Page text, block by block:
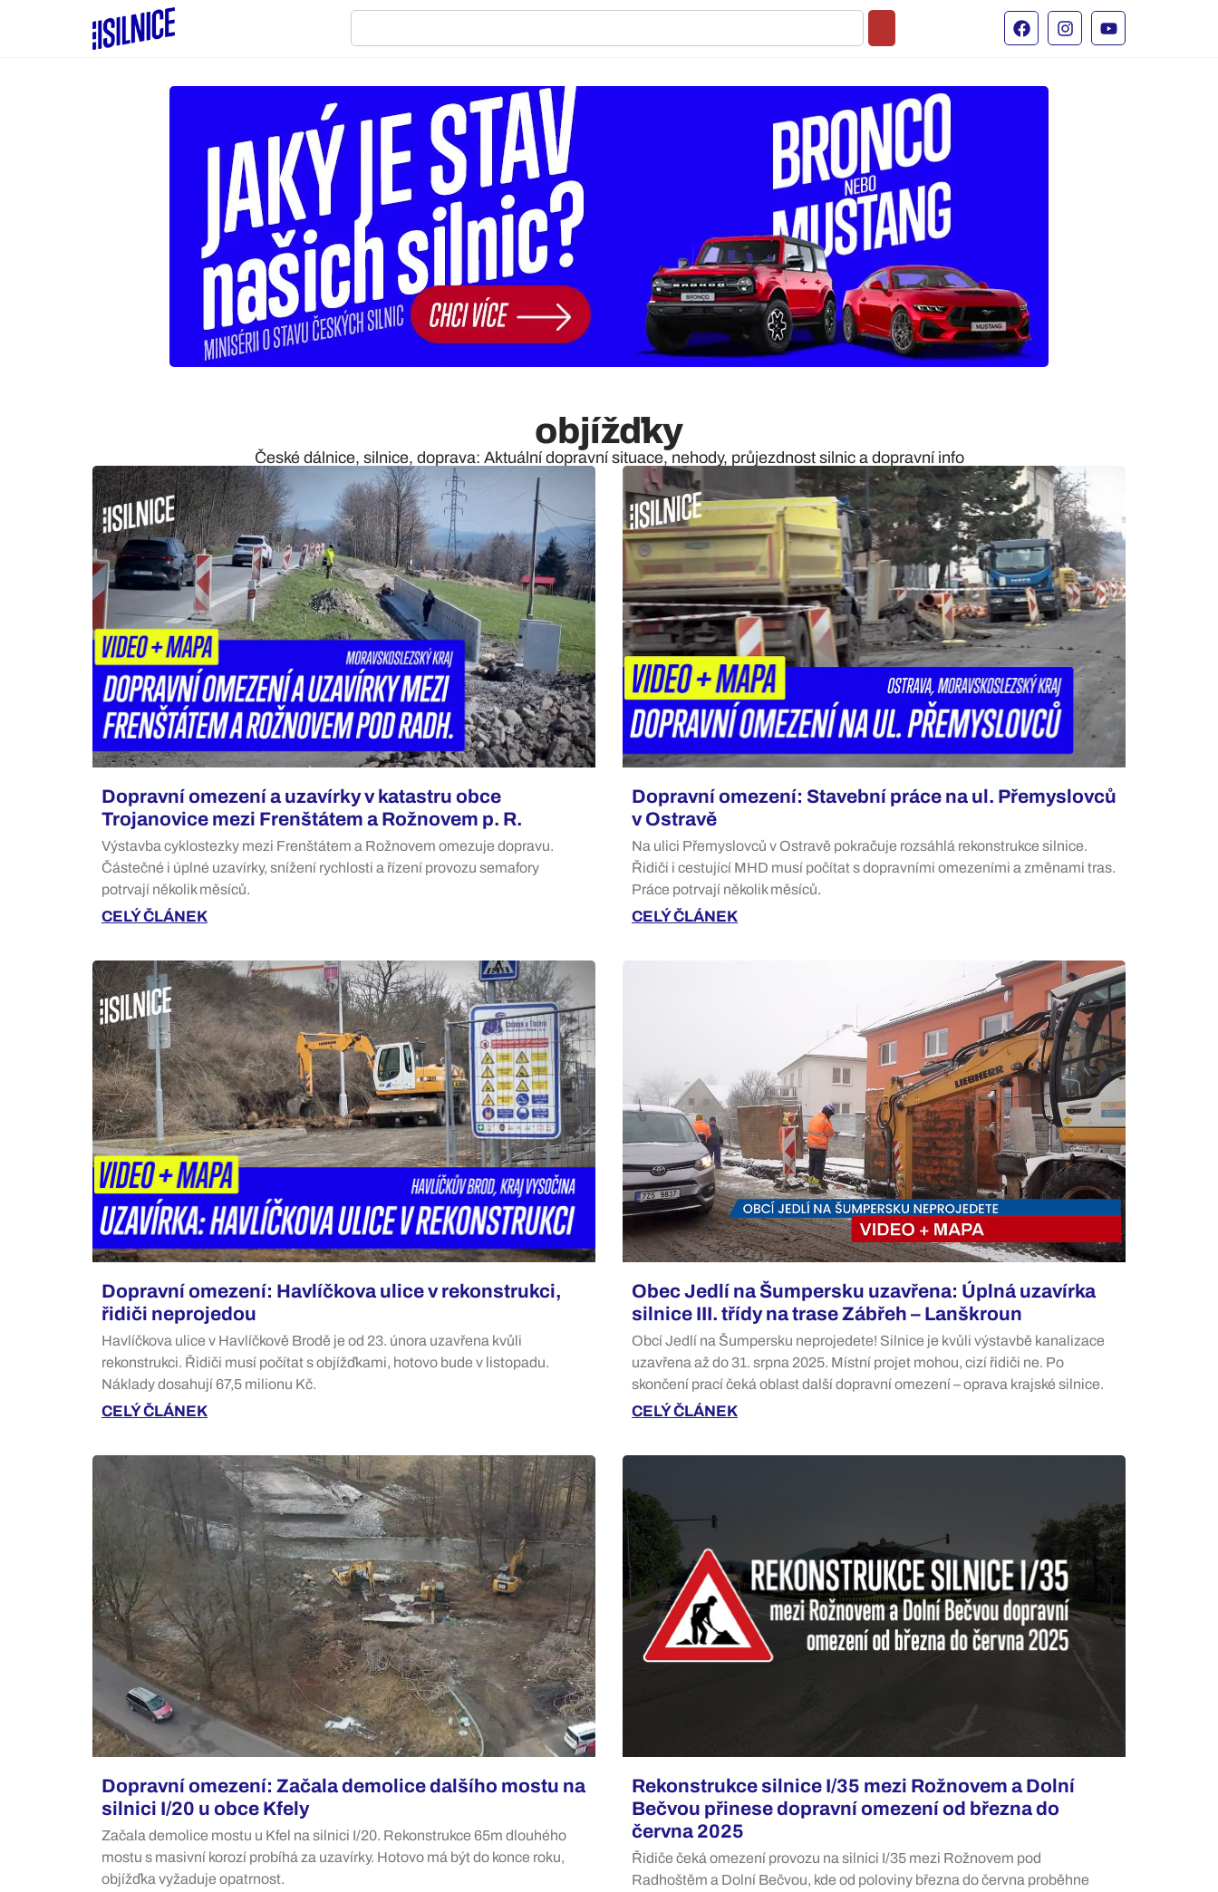
objížďky
České dálnice, silnice, doprava: Aktuální dopravní situace, nehody, průjezdnost silnic a dopravní info
Dopravní omezení a uzavírky v katastru obce
Trojanovice mezi Frenštátem a Rožnovem p. R.
Výstavba cyklostezky mezi Frenštátem a Rožnovem omezuje dopravu.
Částečné i úplné uzavírky, snížení rychlosti a řízení provozu semafory
potrvají několik měsíců.
CELÝ ČLÁNEK
Dopravní omezení: Stavební práce na ul. Přemyslovců
v Ostravě
Na ulici Přemyslovců v Ostravě pokračuje rozsáhlá rekonstrukce silnice.
Řidiči i cestující MHD musí počítat s dopravními omezeními a změnami tras.
Práce potrvají několik měsíců.
CELÝ ČLÁNEK
Dopravní omezení: Havlíčkova ulice v rekonstrukci,
řidiči neprojedou
Havlíčkova ulice v Havlíčkově Brodě je od 23. února uzavřena kvůli
rekonstrukci. Řidiči musí počítat s objížďkami, hotovo bude v listopadu.
Náklady dosahují 67,5 milionu Kč.
CELÝ ČLÁNEK
Obec Jedlí na Šumpersku uzavřena: Úplná uzavírka
silnice III. třídy na trase Zábřeh – Lanškroun
Obcí Jedlí na Šumpersku neprojedete! Silnice je kvůli výstavbě kanalizace
uzavřena až do 31. srpna 2025. Místní projet mohou, cizí řidiči ne. Po
skončení prací čeká oblast další dopravní omezení – oprava krajské silnice.
CELÝ ČLÁNEK
Dopravní omezení: Začala demolice dalšího mostu na
silnici I/20 u obce Kfely
Začala demolice mostu u Kfel na silnici I/20. Rekonstrukce 65m dlouhého
mostu s masivní korozí probíhá za uzavírky. Hotovo má být do konce roku,
objížďka vyžaduje opatrnost.
Rekonstrukce silnice I/35 mezi Rožnovem a Dolní
Bečvou přinese dopravní omezení od března do
června 2025
Řidiče čeká omezení provozu na silnici I/35 mezi Rožnovem pod
Radhoštěm a Dolní Bečvou, kde od poloviny března do června proběhne